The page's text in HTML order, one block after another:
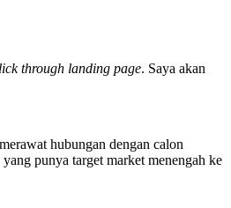
through landing page. Saya akan
hubungan dengan calon
punya target market menengah ke